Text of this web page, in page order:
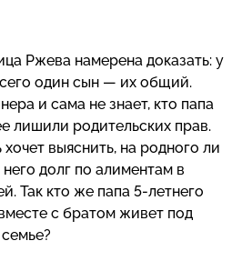
Ржева намерена доказать: у
один сын — их общий.
и сама не знает, кто папа
лишили родительских прав.
выяснить, на родного ли
долг по алиментам в
Так кто же папа 5-летнего
с братом живет под